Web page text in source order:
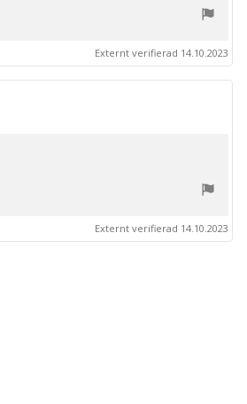
Externt verifierad 14.10.2023
Externt verifierad 14.10.2023